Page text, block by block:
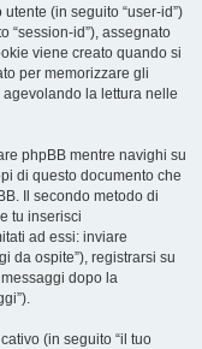
(in seguito “user-id”)
“session-id”), assegnato
viene creato quando si
per memorizzare gli
la lettura nelle
phpBB mentre navighi su
di questo documento che
Il secondo metodo di
tu inserisci
ad essi: inviare
da ospite”), registrarsi su
messaggi dopo la
(in seguito “il tuo